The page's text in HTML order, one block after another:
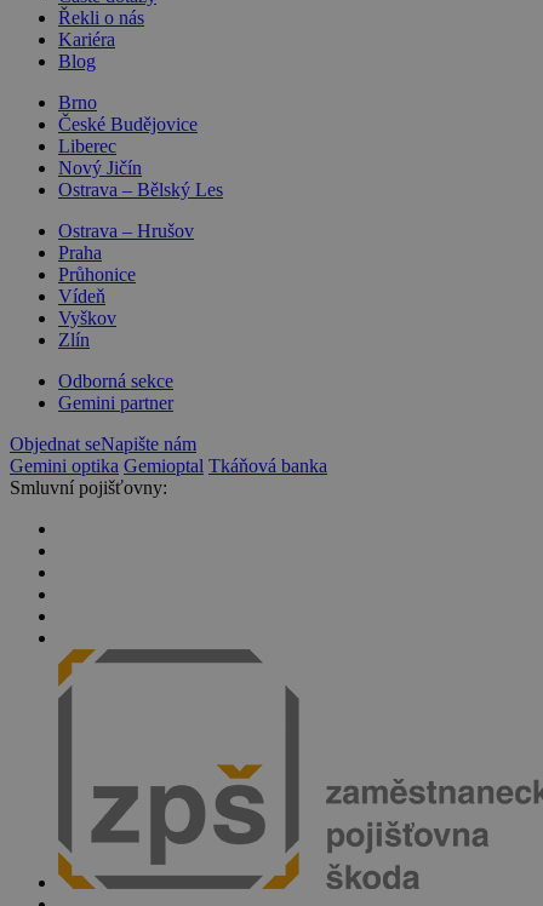
Řekli o nás
Kariéra
Blog
Brno
České Budějovice
Liberec
Nový Jičín
Ostrava – Bělský Les
Ostrava – Hrušov
Praha
Průhonice
Vídeň
Vyškov
Zlín
Odborná sekce
Gemini partner
Objednat seNapište nám
Gemini optika Gemioptal Tkáňová banka
Smluvní pojišťovny: